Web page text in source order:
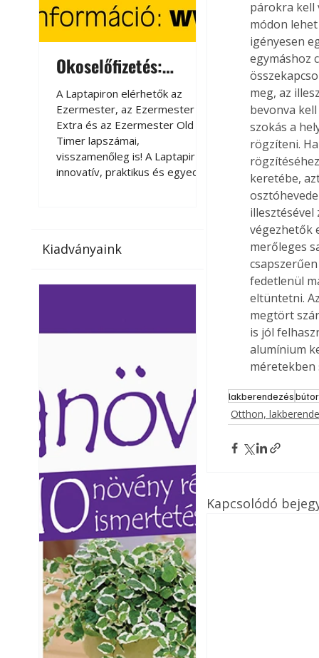
Okoselőfizetés:
Ezermester Extra
A Laptapiron elérhetők az
Ezermester, az Ezermester
Extra és az Ezermester Old
Timer lapszámai,
visszamenőleg is! A Laptapir új,
innovatív, praktikus és egyedi
az otthonában, útközben vagy
elérhetők lapszámaink. Bárhol,
Okoselőfizetés
A Laptapiron
Ezermester, az
Extra és az
Timer lapszámai,
visszamenőleg is! A
innovatív, praktikus
megoldás a
magazinok digitális
számítógépen,
vagy táblagépen.
az otthonában,
nyaralás, pihenés
elérhetők
bármikor, akár
vagy dolgozva is
Ezermester
Laptapir kényelmes
Kiadványaink
párokra kell
módon
igényesen
egymáshoz
meg, az
bevonva
szokás a
rögzíteni.
keretébe,
illesztésével
végezhetők
merőleges
fedetlenül
eltüntetni.
megtört
is jól
alumínium
méretekben
lakberendezésbútor
Otthon,
Kapcsolódó